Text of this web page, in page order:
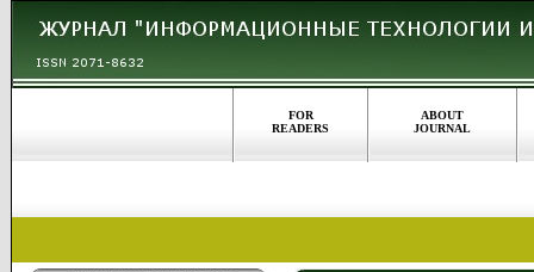
FOR
READERS
ABOUT
JOURNAL